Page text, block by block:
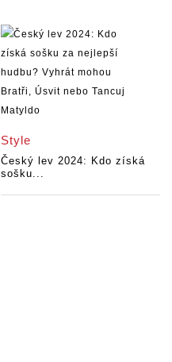
Style
Český lev 2024: Kdo získá
sošku...